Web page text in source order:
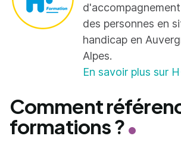
des personnes en
handicap en
Alpes.
En savoir plus sur
Comment
formations ?